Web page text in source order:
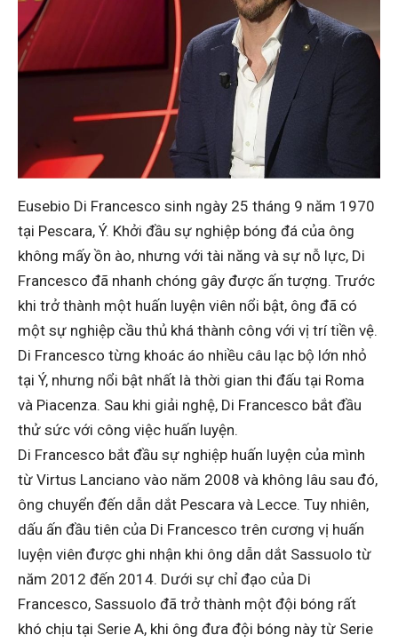
Eusebio Di Francesco sinh ngày 25 tháng 9 năm 1970
tại Pescara, Ý. Khởi đầu sự nghiệp bóng đá của ông
không mấy ồn ào, nhưng với tài năng và sự nỗ lực, Di
Francesco đã nhanh chóng gây được ấn tượng. Trước
khi trở thành một huấn luyện viên nổi bật, ông đã có
một sự nghiệp cầu thủ khá thành công với vị trí tiền vệ.
Di Francesco từng khoác áo nhiều câu lạc bộ lớn nhỏ
tại Ý, nhưng nổi bật nhất là thời gian thi đấu tại Roma
và Piacenza. Sau khi giải nghệ, Di Francesco bắt đầu
thử sức với công việc huấn luyện.
Di Francesco bắt đầu sự nghiệp huấn luyện của mình
từ Virtus Lanciano vào năm 2008 và không lâu sau đó,
ông chuyển đến dẫn dắt Pescara và Lecce. Tuy nhiên,
dấu ấn đầu tiên của Di Francesco trên cương vị huấn
luyện viên được ghi nhận khi ông dẫn dắt Sassuolo từ
năm 2012 đến 2014. Dưới sự chỉ đạo của Di
Francesco, Sassuolo đã trở thành một đội bóng rất
khó chịu tại Serie A, khi ông đưa đội bóng này từ Serie